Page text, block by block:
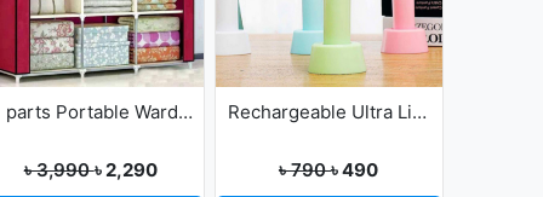
3 parts Portable Wardrobe cloth storage
৳ 3,990৳ 2,290
Rechargeable Ultra Lightweight Handheld 3-Speed Mini USB Fan
৳ 790৳ 490